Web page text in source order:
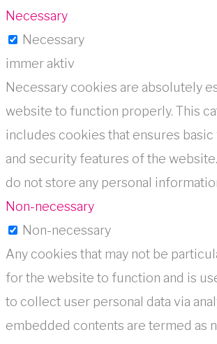
Necessary
Necessary
immer aktiv
Necessary cookies are absolutely
website to function properly. This
includes cookies that ensures
and security features of the
do not store any personal
Non-necessary
Non-necessary
Any cookies that may not be
for the website to function and is
to collect user personal data via
embedded contents are termed as